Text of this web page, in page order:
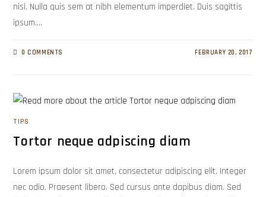
nisi. Nulla quis sem at nibh elementum imperdiet. Duis sagittis
ipsum.…
0 COMMENTS FEBRUARY 20, 2017
TIPS
Tortor neque adpiscing diam
Lorem ipsum dolor sit amet, consectetur adipiscing elit. Integer
nec odio. Praesent libero. Sed cursus ante dapibus diam. Sed